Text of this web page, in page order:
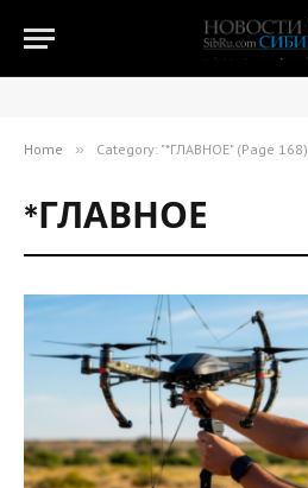
Home » Category: "*ГЛАВНОЕ" (Page 168)
*ГЛАВНОЕ